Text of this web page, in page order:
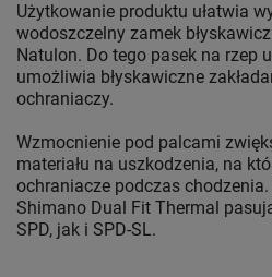
Użytkowanie produktu ułatwia
wodoszczelny zamek
Natulon. Do tego pasek na rzep
umożliwia błyskawiczne
ochraniaczy.
Wzmocnienie pod palcami
materiału na uszkodzenia, na
ochraniacze podczas
Shimano Dual Fit Thermal
SPD, jak i SPD-SL.